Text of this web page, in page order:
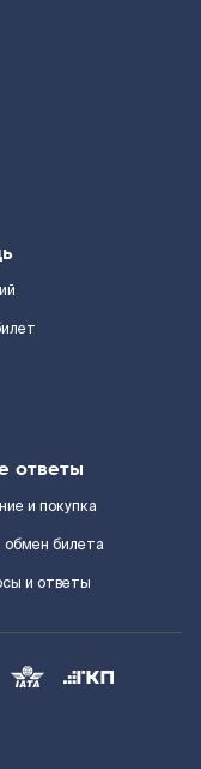
ответы
и покупка
обмен билета
и ответы